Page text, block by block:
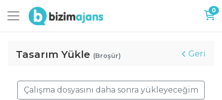
0
Tasarım Yükle (Broşür) Geri
Çalışma dosyasını daha sonra yükleyeceğim